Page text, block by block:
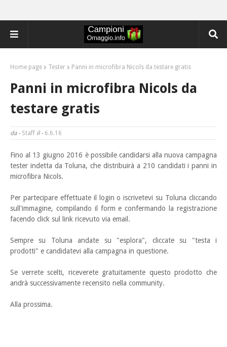
Home page Tester Panni in microfibra Nicols da testare gratis
Panni in microfibra Nicols da
testare gratis
da - Staff il - 6.6.16
Fino al 13 giugno 2016 è possibile candidarsi alla nuova campagna
tester indetta da Toluna, che distribuirà a 210 candidati i panni in
microfibra Nicols.
Per partecipare effettuate il login o iscrivetevi su Toluna cliccando
sull'immagine, compilando il form e confermando la registrazione
facendo click sul link ricevuto via email.
Sempre su Toluna andate su "esplora", cliccate su "testa i
prodotti" e candidatevi alla campagna in questione.
Se verrete scelti, riceverete gratuitamente questo prodotto che
andrà successivamente recensito nella community.
Alla prossima.